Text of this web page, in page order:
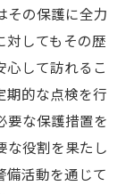
その保護に全力
対してもその歴
心して訪れるこ
期的な点検を行
要な保護措置を
な役割を果たし
備活動を通じて